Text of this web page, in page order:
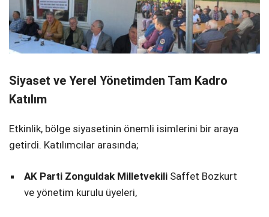
Siyaset ve Yerel Yönetimden Tam Kadro
Katılım
Etkinlik, bölge siyasetinin önemli isimlerini bir araya
getirdi. Katılımcılar arasında;
AK Parti Zonguldak Milletvekili Saffet Bozkurt
ve yönetim kurulu üyeleri,